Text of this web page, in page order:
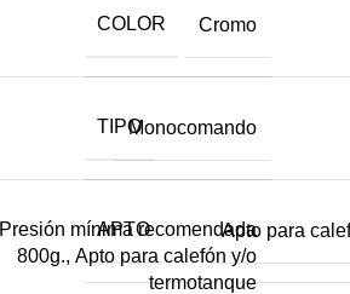
Cromo
Monocomando
Presión mínima recomendada
800g., Apto para calefón y/o
termotanque
COLOR
TIPO
APTO Apto para